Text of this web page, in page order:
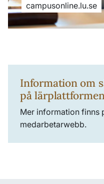
campusonline.lu.se
Information om
på
Mer information finns
medarbetarwebb.